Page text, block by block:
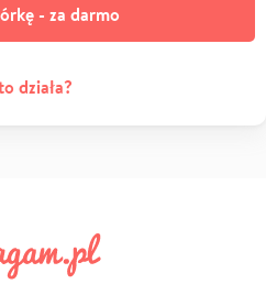
- za darmo
działa?